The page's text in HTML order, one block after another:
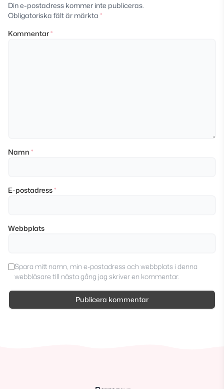
Din e-postadress kommer inte publiceras.
Obligatoriska fält är märkta *
Kommentar*
Namn *
E-postadress*
Webbplats
Spara mitt namn, min e-postadress och webbplats i denna
webbläsare till nästa gång jag skriver en kommentar.